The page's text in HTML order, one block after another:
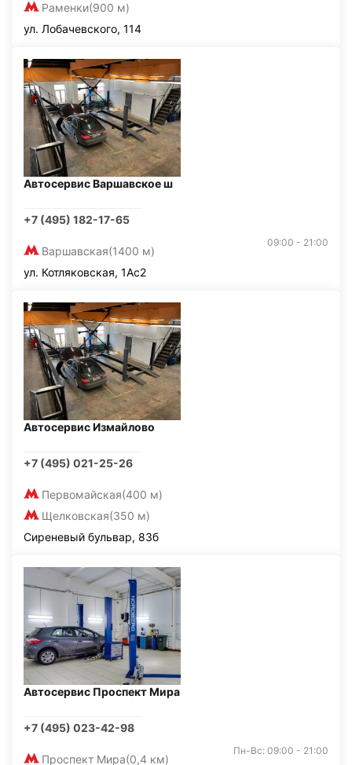
Раменки(900 м)
ул. Лобачевского, 114
Автосервис Варшавское ш
+7 (495) 182-17-65
Варшавская(1400 м)
09:00 - 21:00
ул. Котляковская, 1Ас2
Автосервис Измайлово
+7 (495) 021-25-26
Первомайская(400 м)
Щелковская(350 м)
Сиреневый бульвар, 83б
Автосервис Проспект Мира
+7 (495) 023-42-98
Проспект Мира(0,4 км)
Пн-Вс: 09:00 - 21:00